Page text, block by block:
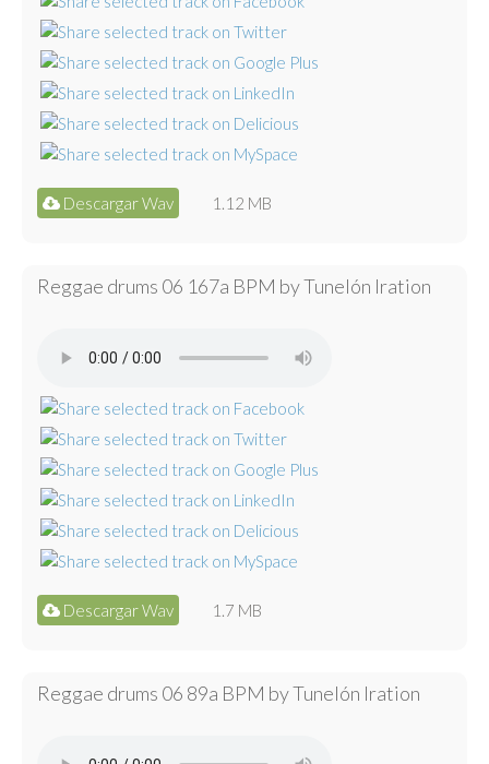
Descargar Wav 1.12 MB
Reggae drums 06 167a BPM by Tunelón Iration
Descargar Wav 1.7 MB
Reggae drums 06 89a BPM by Tunelón Iration